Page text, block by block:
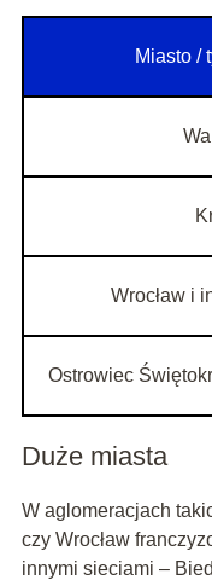
Miasto /
Wrocław i
Ostrowiec
Duże miasta
W aglomeracjach
czy Wrocław
innymi sieciami –